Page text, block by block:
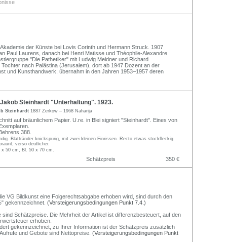
der Künste bei Lovis Corinth und Hermann Struck. 1907
Paul Laurens, danach bei Henri Matisse und Théophile-Alexandre
"Die Pathetiker" mit Ludwig Meidner und Richard
nach Palästina (Jerusalem), dort ab 1947 Dozent an der
und Kunsthandwerk, übernahm in den Jahren 1953–1957 deren
Steinhardt "Unterhaltung". 1923.
Steinhardt 1887 Zerkow – 1968 Naharija
auf bräunlichem Papier. U.re. in Blei signiert "Steinhardt". Eines von
388.
Blattränder knickspurig, mit zwei kleinen Einrissen. Recto etwas stockfleckig
verso deutlicher.
x 50 cm, Bl. 50 x 70 cm.
Schätzpreis 350 €
VG Bildkunst eine Folgerechtsabgabe erhoben wird, sind durch den
gekennzeichnet. (Versteigerungsbedingungen Punkt 7.4.)
sind Schätzpreise. Die Mehrheit der Artikel ist differenzbesteuert, auf den
erhoben.
gekennzeichnet, zu Ihrer Information ist der Schätzpreis zusätzlich
und Gebote sind Nettopreise. (Versteigerungsbedingungen Punkt